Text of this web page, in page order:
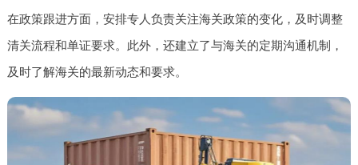
在政策跟进方面，安排专人负责关注海关政策的变化，及时调整
清关流程和单证要求。此外，还建立了与海关的定期沟通机制，
及时了解海关的最新动态和要求。